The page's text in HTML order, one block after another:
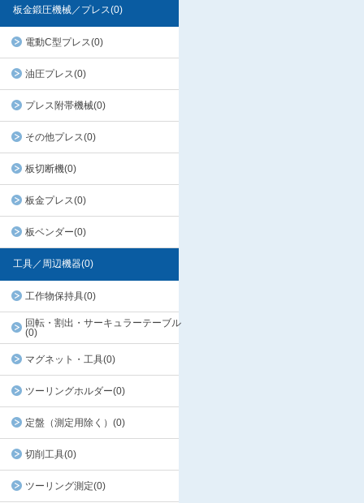
板金鍛圧機械／プレス(0)
電動C型プレス(0)
油圧プレス(0)
プレス附帯機械(0)
その他プレス(0)
板切断機(0)
板金プレス(0)
板ベンダー(0)
工具／周辺機器(0)
工作物保持具(0)
回転・割出・サーキュラーテーブル
(0)
マグネット・工具(0)
ツーリングホルダー(0)
定盤（測定用除く）(0)
切削工具(0)
ツーリング測定(0)